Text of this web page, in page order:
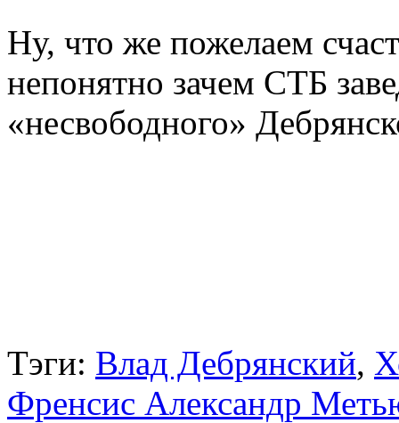
Ну, что же пожелаем
непонятно зачем СТБ
«несвободного»
Тэги: Влад Дебрянский,
Френсис Александр